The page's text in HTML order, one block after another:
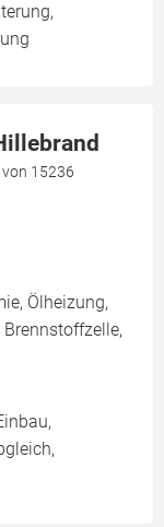
15236
Ölheizung,